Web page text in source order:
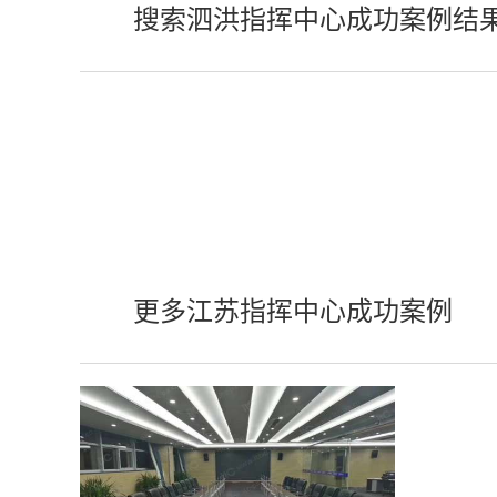
搜索泗洪指挥中心成功案例结
更多江苏指挥中心成功案例